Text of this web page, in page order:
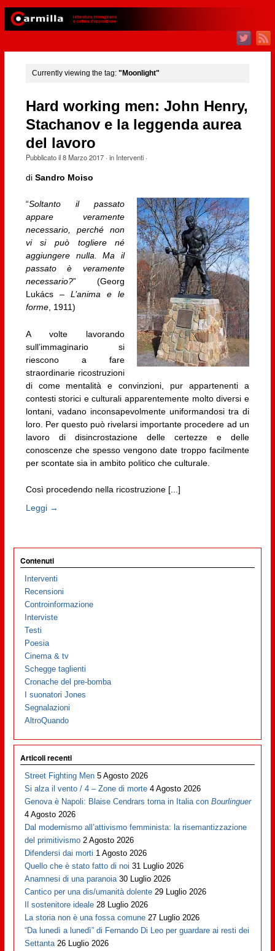
Currently viewing the tag: "Moonlight"
Hard working men: John Henry,
Stachanov e la leggenda aurea
del lavoro
Pubblicato il8 Marzo 2017· in Interventi·
di Sandro Moiso
“Soltanto il passato
appare veramente
necessario, perché non
vi si può togliere né
aggiungere nulla. Ma il
passato è veramente
necessario?” (Georg
Lukács – L’anima e le
forme, 1911)
A volte lavorando
sull’immaginario si
riescono a fare
straordinarie ricostruzioni
di come mentalità e convinzioni, pur appartenenti a
contesti storici e culturali apparentemente molto diversi e
lontani, vadano inconsapevolmente uniformandosi tra di
loro. Per questo può rivelarsi importante procedere ad un
lavoro di disincrostazione delle certezze e delle
conoscenze che spesso vengono date troppo facilmente
per scontate sia in ambito politico che culturale.
Così procedendo nella ricostruzione [...]
Leggi →
Contenuti
Interventi
Recensioni
Controinformazione
Interviste
Testi
Poesia
Cinema & tv
Schegge taglienti
Cronache del pre-bomba
I suonatori Jones
Segnalazioni
AltroQuando
Articoli recenti
Street Fighting Men 5 Agosto 2026
Si alza il vento / 4 – Zone di morte 4 Agosto 2026
Genova è Napoli: Blaise Cendrars torna in Italia conBourlinguer
4 Agosto 2026
Dal modernismo all’attivismo femminista: la risemantizzazione
del primitivismo 2 Agosto 2026
Difendersi dai morti 1 Agosto 2026
Quello che è stato fatto di noi 31 Luglio 2026
Anamnesi di una paranoia 30 Luglio 2026
Cantico per una dis/umanità dolente 29 Luglio 2026
Il sostenitore ideale 28 Luglio 2026
La storia non è una fossa comune 27 Luglio 2026
“Da lunedì a lunedì” di Fernando Di Leo per guardare ai resti dei
Settanta 26 Luglio 2026